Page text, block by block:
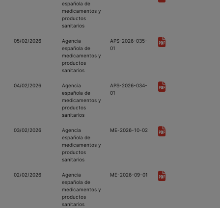
española de
medicamentos y
productos
sanitarios
05/02/2026
Agencia
española de
medicamentos y
productos
sanitarios
APS-2026-035-
01
04/02/2026
Agencia
española de
medicamentos y
productos
sanitarios
APS-2026-034-
01
03/02/2026
Agencia
española de
medicamentos y
productos
sanitarios
ME-2026-10-02
02/02/2026
Agencia
española de
medicamentos y
productos
sanitarios
ME-2026-09-01